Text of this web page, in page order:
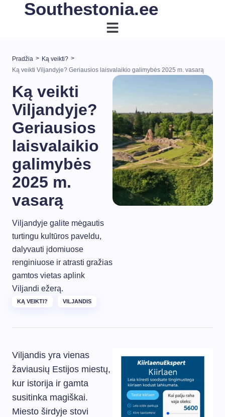
Southestonia.ee
Pradžia > Ką veikti? >
Ką veikti Viljandyje? Geriausios laisvalaikio galimybės 2025 m. vasarą
Ką veikti
Viljandyje?
Geriausios
laisvalaikio
galimybės
2025 m.
vasarą
Viljandyje galite mėgautis
turtingu kultūros paveldu,
dalyvauti įdomiuose
renginiuose ir atrasti gražias
gamtos vietas aplink
Viljandi ežerą.
KĄ VEIKTI? VILJANDIS
Viljandis yra vienas
žaviausių Estijos miestų,
kur istorija ir gamta
susitinka magiškai.
Miesto širdyje stovi